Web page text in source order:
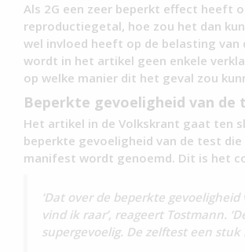
Als 2G een zeer beperkt effect heeft
reproductiegetal, hoe zou het dan
wel invloed heeft op de belasting van
wordt in het artikel geen enkele
op welke manier dit het geval zou
Beperkte gevoeligheid van de
Het artikel in de Volkskrant gaat ten
beperkte gevoeligheid van de test die
manifest wordt genoemd. Dit is het
‘Dat over de beperkte
vind ik raar’, reageert Tostmann.
supergevoelig. De zelftest een